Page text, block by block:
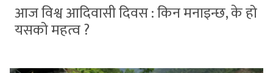
आज विश्व आदिवासी दिवस : किन मनाइन्छ, के हो
यसको महत्व ?